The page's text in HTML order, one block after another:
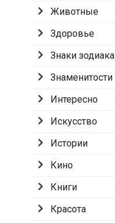
Животные
Здоровье
Знаки зодиака
Знаменитости
Интересно
Искусство
Истории
Кино
Книги
Красота